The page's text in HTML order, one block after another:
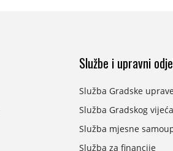
Službe i upravni
Služba Gradske uprave
Služba Gradskog vijeća
Služba mjesne
Služba za financije